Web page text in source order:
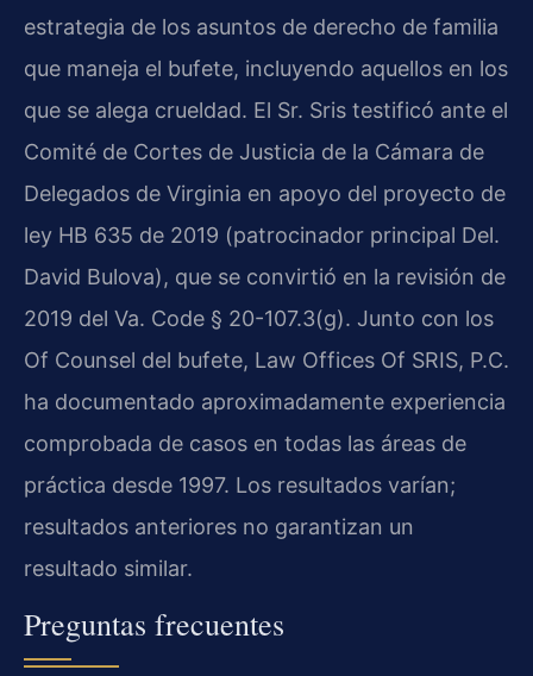
estrategia de los asuntos de derecho de familia
que maneja el bufete, incluyendo aquellos en los
que se alega crueldad. El Sr. Sris testificó ante el
Comité de Cortes de Justicia de la Cámara de
Delegados de Virginia en apoyo del proyecto de
ley HB 635 de 2019 (patrocinador principal Del.
David Bulova), que se convirtió en la revisión de
2019 del Va. Code § 20-107.3(g). Junto con los
Of Counsel del bufete, Law Offices Of SRIS, P.C.
ha documentado aproximadamente experiencia
comprobada de casos en todas las áreas de
práctica desde 1997. Los resultados varían;
resultados anteriores no garantizan un
resultado similar.
Preguntas frecuentes